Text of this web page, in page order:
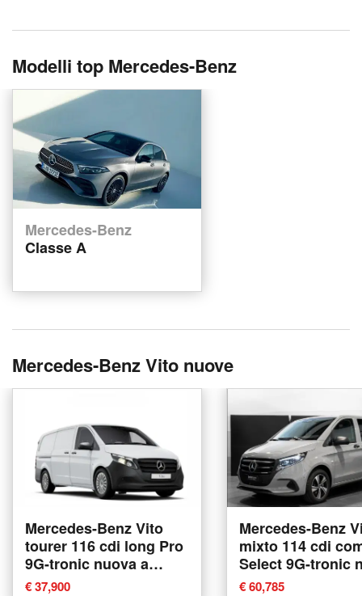
Modelli top Mercedes-Benz
Mercedes-Benz
Classe A
Mercedes-Benz Vito nuove
Mercedes-Benz Vito
tourer 116 cdi long Pro
9G-tronic nuova a
Messina
€ 37,900
Mercedes-Benz
mixto 114 cdi
Select 9G-tronic
a Ancona
€ 60,785